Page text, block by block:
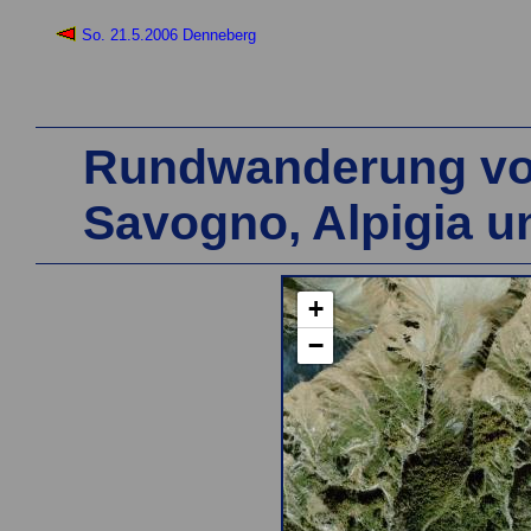
So. 21.5.2006 Denneberg
Rundwanderung
Savogno, Alpigia
+
−